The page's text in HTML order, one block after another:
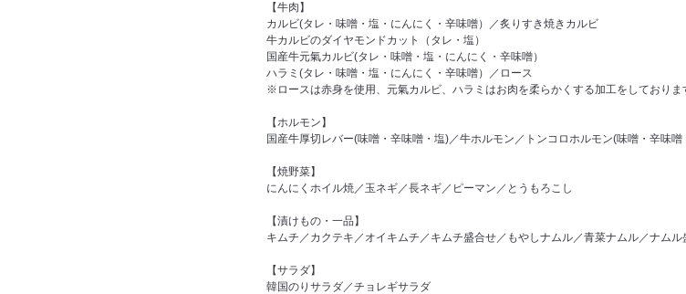
【牛肉】
カルビ(タレ・味噌・塩・にんにく・辛味噌）／炙りすき焼きカルビ
牛カルビのダイヤモンドカット（タレ・塩）
国産牛元氣カルビ(タレ・味噌・塩・にんにく・辛味噌）
ハラミ(タレ・味噌・塩・にんにく・辛味噌）／ロース
※ロースは赤身を使用、元氣カルビ、ハラミはお肉を柔らかくする加工をしておりま
【ホルモン】
国産牛厚切レバー(味噌・辛味噌・塩)／牛ホルモン／トンコロホルモン(味噌・辛味
【焼野菜】
にんにくホイル焼／玉ネギ／長ネギ／ピーマン／とうもろこし
【漬けもの・一品】
キムチ／カクテキ／オイキムチ／キムチ盛合せ／もやしナムル／青菜ナムル／ナム
【サラダ】
韓国のりサラダ／チョレギサラダ